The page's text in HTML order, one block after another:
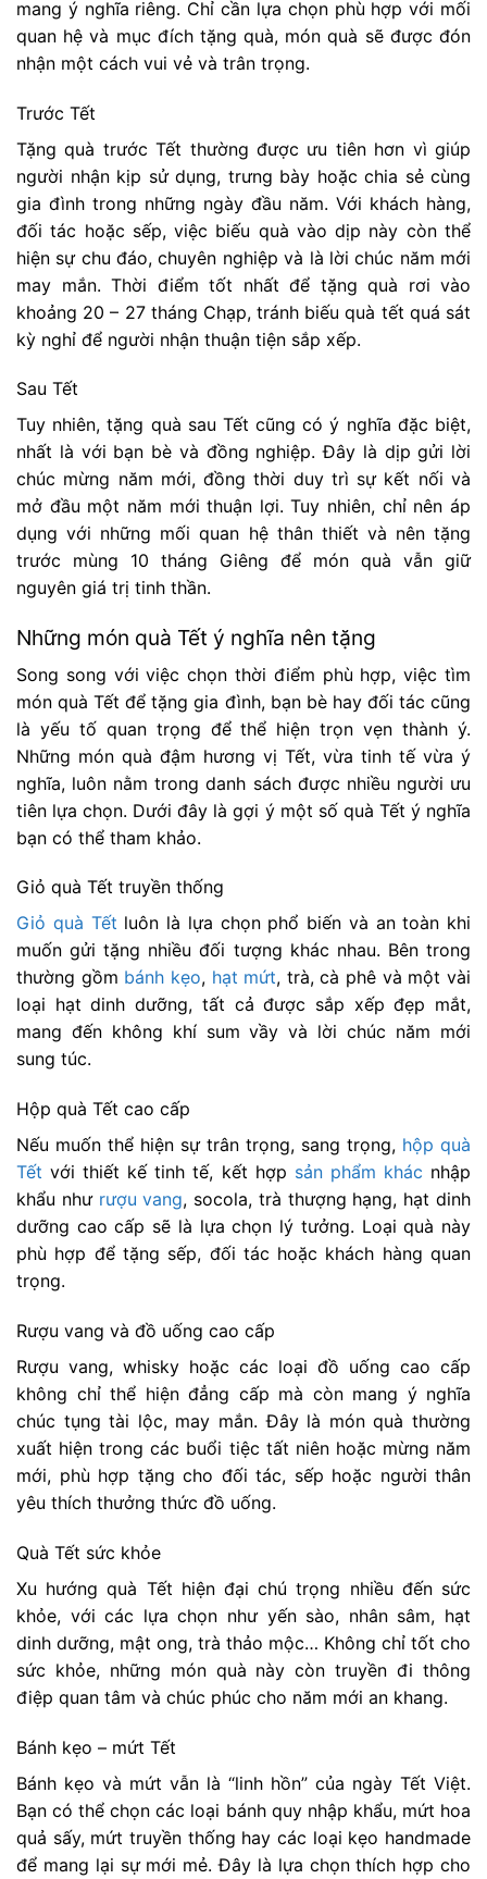
mang ý nghĩa riêng. Chỉ cần lựa chọn phù hợp với mối
quan hệ và mục đích tặng quà, món quà sẽ được đón
nhận một cách vui vẻ và trân trọng.
Trước Tết
Tặng quà trước Tết thường được ưu tiên hơn vì giúp
người nhận kịp sử dụng, trưng bày hoặc chia sẻ cùng
gia đình trong những ngày đầu năm. Với khách hàng,
đối tác hoặc sếp, việc biếu quà vào dịp này còn thể
hiện sự chu đáo, chuyên nghiệp và là lời chúc năm mới
may mắn. Thời điểm tốt nhất để tặng quà rơi vào
khoảng 20 – 27 tháng Chạp, tránh biếu quà tết quá sát
kỳ nghỉ để người nhận thuận tiện sắp xếp.
Sau Tết
Tuy nhiên, tặng quà sau Tết cũng có ý nghĩa đặc biệt,
nhất là với bạn bè và đồng nghiệp. Đây là dịp gửi lời
chúc mừng năm mới, đồng thời duy trì sự kết nối và
mở đầu một năm mới thuận lợi. Tuy nhiên, chỉ nên áp
dụng với những mối quan hệ thân thiết và nên tặng
trước mùng 10 tháng Giêng để món quà vẫn giữ
nguyên giá trị tinh thần.
Những món quà Tết ý nghĩa nên tặng
Song song với việc chọn thời điểm phù hợp, việc tìm
món quà Tết để tặng gia đình, bạn bè hay đối tác cũng
là yếu tố quan trọng để thể hiện trọn vẹn thành ý.
Những món quà đậm hương vị Tết, vừa tinh tế vừa ý
nghĩa, luôn nằm trong danh sách được nhiều người ưu
tiên lựa chọn. Dưới đây là gợi ý một số quà Tết ý nghĩa
bạn có thể tham khảo.
Giỏ quà Tết truyền thống
Giỏ quà Tết luôn là lựa chọn phổ biến và an toàn khi
muốn gửi tặng nhiều đối tượng khác nhau. Bên trong
thường gồm bánh kẹo, hạt mứt, trà, cà phê và một vài
loại hạt dinh dưỡng, tất cả được sắp xếp đẹp mắt,
mang đến không khí sum vầy và lời chúc năm mới
sung túc.
Hộp quà Tết cao cấp
Nếu muốn thể hiện sự trân trọng, sang trọng, hộp quà
Tết với thiết kế tinh tế, kết hợp sản phẩm khác nhập
khẩu như rượu vang, socola, trà thượng hạng, hạt dinh
dưỡng cao cấp sẽ là lựa chọn lý tưởng. Loại quà này
phù hợp để tặng sếp, đối tác hoặc khách hàng quan
trọng.
Rượu vang và đồ uống cao cấp
Rượu vang, whisky hoặc các loại đồ uống cao cấp
không chỉ thể hiện đẳng cấp mà còn mang ý nghĩa
chúc tụng tài lộc, may mắn. Đây là món quà thường
xuất hiện trong các buổi tiệc tất niên hoặc mừng năm
mới, phù hợp tặng cho đối tác, sếp hoặc người thân
yêu thích thưởng thức đồ uống.
Quà Tết sức khỏe
Xu hướng quà Tết hiện đại chú trọng nhiều đến sức
khỏe, với các lựa chọn như yến sào, nhân sâm, hạt
dinh dưỡng, mật ong, trà thảo mộc… Không chỉ tốt cho
sức khỏe, những món quà này còn truyền đi thông
điệp quan tâm và chúc phúc cho năm mới an khang.
Bánh kẹo – mứt Tết
Bánh kẹo và mứt vẫn là “linh hồn” của ngày Tết Việt.
Bạn có thể chọn các loại bánh quy nhập khẩu, mứt hoa
quả sấy, mứt truyền thống hay các loại kẹo handmade
để mang lại sự mới mẻ. Đây là lựa chọn thích hợp cho